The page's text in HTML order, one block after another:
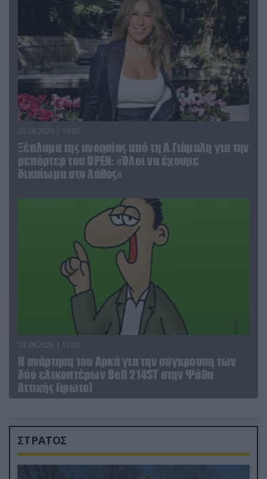
03.08.2026 | 19:02
Ξέπλυμα της ανοησίας από τη Α.Γιάμαλη για την
ρεπόρτερ του ΟΡΕΝ: «Όλοι να έχουμε
δικαίωμα στο λάθος»
03.08.2026 | 12:02
Η ανάρτηση του Αρκά για την σύγκρουση των
δύο ελικοπτέρων Bell 214ST στην Ψάθα
Αττικής (φωτο)
ΣΤΡΑΤΟΣ